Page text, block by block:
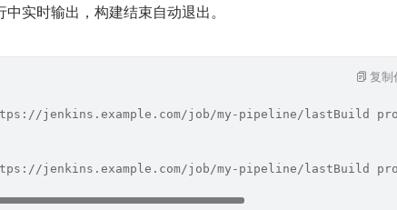
中实时输出，构建结束自动退出。
jenkins.example.com/job/my-pipeline/lastBuild
jenkins.example.com/job/my-pipeline/lastBuild proceed
复制